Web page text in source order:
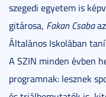
szegedi egyetem is
gitárosa, Fakan Csaba
Általános Iskolában
A SZIN minden évben
programnak: lesznek